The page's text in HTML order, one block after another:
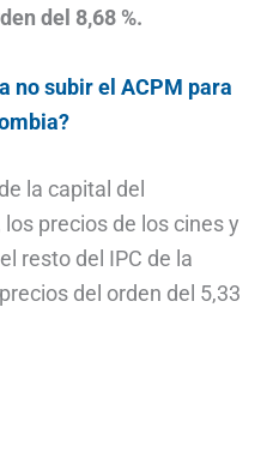
del 8,68 %.
no subir el ACPM para
la capital del
precios de los cines y
resto del IPC de la
del orden del 5,33